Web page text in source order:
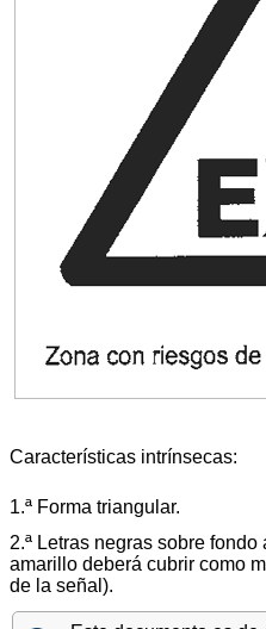
Características intrínsecas:
1.ª Forma triangular.
2.ª Letras negras sobre
amarillo deberá cubrir como
de la señal).